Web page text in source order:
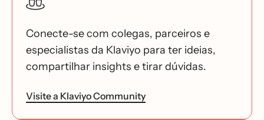
Conecte-se com colegas, parceiros e
especialistas da Klaviyo para ter ideias,
compartilhar insights e tirar dúvidas.
Visite a Klaviyo Community